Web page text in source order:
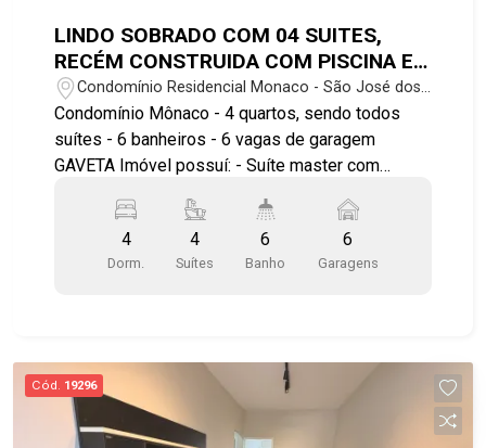
LINDO SOBRADO COM 04 SUITES,
RECÉM CONSTRUIDA COM PISCINA E
06 VAGAS DE GARAGEM
Condomínio Residencial Monaco - São José dos
Campos/SP
Condomínio Mônaco - 4 quartos, sendo todos
suítes - 6 banheiros - 6 vagas de garagem
GAVETA Imóvel possuí: - Suíte master com
bancada, conceito aberto com sala de jantar e a
churrasqueira; - Piscina, jardim; - Quartos no piso
superior; - Varanda; Próximo de supermercado
#urbanova #univap #vilareal
4
Dorm.
4
Suítes
6
Banho
6
Garagens
Cód. 19296